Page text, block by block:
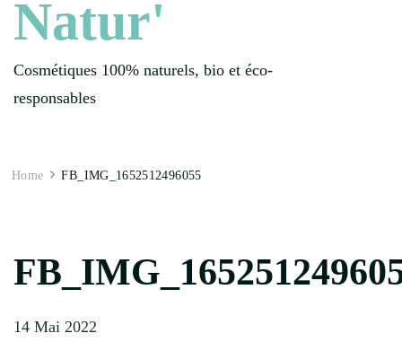
Natur'
Cosmétiques 100% naturels, bio et éco-
responsables
Home FB_IMG_1652512496055
14 Mai 2022